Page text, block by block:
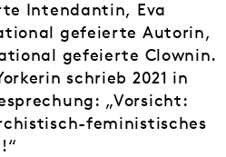
Intendantin, Eva
gefeierte Autorin,
gefeierte Clownin.
schrieb 2021 in
„Vorsicht:
feministisches